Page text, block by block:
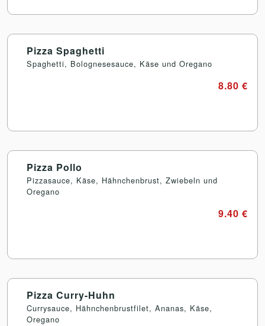
Pizza Spaghetti
Spaghetti, Bolognesesauce, Käse und Oregano
8.80 €
Pizza Pollo
Pizzasauce, Käse, Hähnchenbrust, Zwiebeln und
Oregano
9.40 €
Pizza Curry-Huhn
Currysauce, Hähnchenbrustfilet, Ananas, Käse,
Oregano